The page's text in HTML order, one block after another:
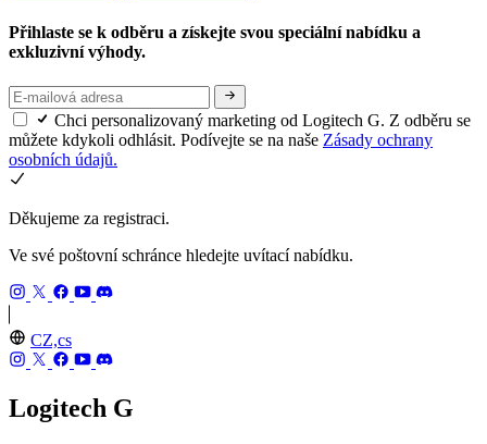
Přihlaste se k odběru a získejte svou speciální nabídku a
exkluzivní výhody.
Chci personalizovaný marketing od Logitech G. Z odběru se
můžete kdykoli odhlásit. Podívejte se na naše Zásady ochrany
osobních údajů.
Děkujeme za registraci.
Ve své poštovní schránce hledejte uvítací nabídku.
CZ,cs
Logitech G